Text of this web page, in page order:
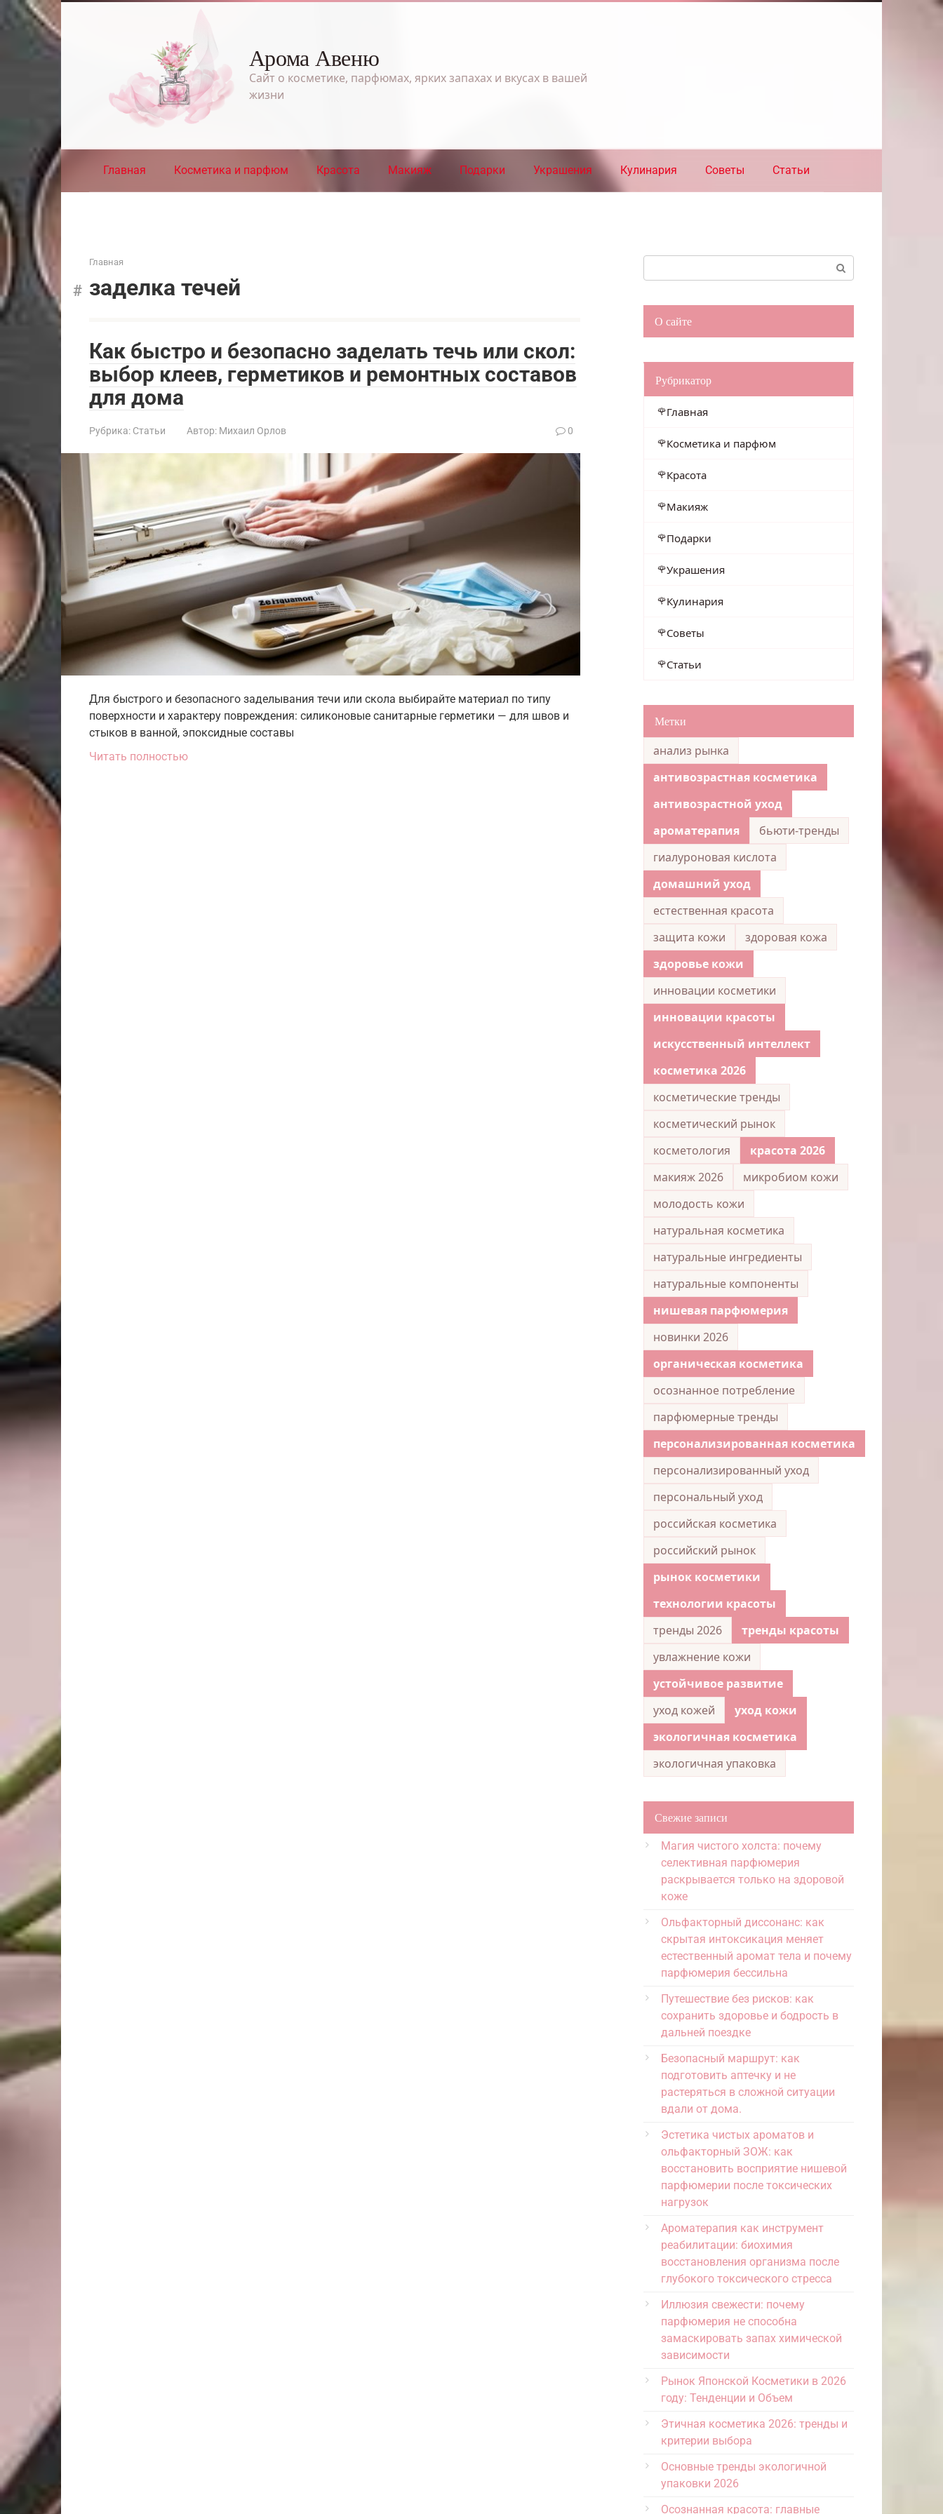
Перейти
к
контенту
Арома Авеню
Сайт о косметике, парфюмах, ярких запахах и вкусах в вашей
жизни
Главная Косметика и парфюм Красота Макияж Подарки Украшения Кулинария Советы Статьи
Главная
заделка течей
Как быстро и безопасно заделать течь или скол:
выбор клеев, герметиков и ремонтных составов
для дома
Рубрика: Статьи Автор: Михаил Орлов 0
Для быстрого и безопасного заделывания течи или скола выбирайте материал по типу
поверхности и характеру повреждения: силиконовые санитарные герметики — для швов и
стыков в ванной, эпоксидные составы
Читать полностью
О сайте
Рубрикатор
Главная
Косметика и парфюм
Красота
Макияж
Подарки
Украшения
Кулинария
Советы
Статьи
Метки
анализ рынка
антивозрастная косметика
антивозрастной уход
ароматерапия
бьюти-тренды
гиалуроновая кислота
домашний уход
естественная красота
защита кожи
здоровая кожа
здоровье кожи
инновации косметики
инновации красоты
искусственный интеллект
косметика 2026
косметические тренды
косметический рынок
косметология
красота 2026
макияж 2026
микробиом кожи
молодость кожи
натуральная косметика
натуральные ингредиенты
натуральные компоненты
нишевая парфюмерия
новинки 2026
органическая косметика
осознанное потребление
парфюмерные тренды
персонализированная косметика
персонализированный уход
персональный уход
российская косметика
российский рынок
рынок косметики
технологии красоты
тренды 2026
тренды красоты
увлажнение кожи
устойчивое развитие
уход кожей
уход кожи
экологичная косметика
экологичная упаковка
Свежие записи
Магия чистого холста: почему
селективная парфюмерия
раскрывается только на здоровой
коже
Ольфакторный диссонанс: как
скрытая интоксикация меняет
естественный аромат тела и почему
парфюмерия бессильна
Путешествие без рисков: как
сохранить здоровье и бодрость в
дальней поездке
Безопасный маршрут: как
подготовить аптечку и не
растеряться в сложной ситуации
вдали от дома.
Эстетика чистых ароматов и
ольфакторный ЗОЖ: как
восстановить восприятие нишевой
парфюмерии после токсических
нагрузок
Ароматерапия как инструмент
реабилитации: биохимия
восстановления организма после
глубокого токсического стресса
Иллюзия свежести: почему
парфюмерия не способна
замаскировать запах химической
зависимости
Рынок Японской Косметики в 2026
году: Тенденции и Объем
Этичная косметика 2026: тренды и
критерии выбора
Основные тренды экологичной
упаковки 2026
Осознанная красота: главные